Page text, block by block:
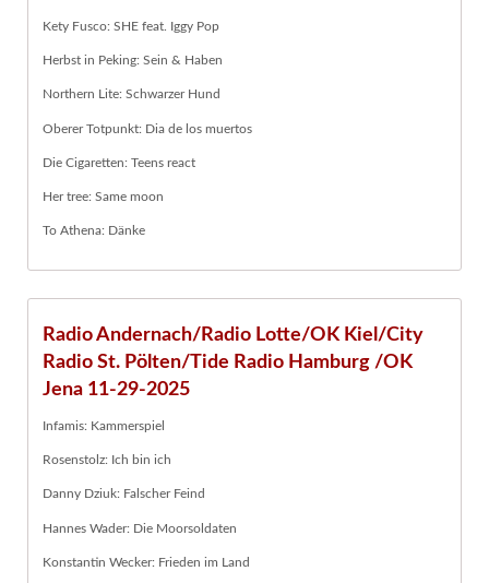
Kety Fusco: SHE feat. Iggy Pop
Herbst in Peking: Sein & Haben
Northern Lite: Schwarzer Hund
Oberer Totpunkt: Dia de los muertos
Die Cigaretten: Teens react
Her tree: Same moon
To Athena: Dänke
Radio Andernach/Radio Lotte/OK Kiel/City
Radio St. Pölten/Tide Radio Hamburg /OK
Jena 11-29-2025
Infamis: Kammerspiel
Rosenstolz: Ich bin ich
Danny Dziuk: Falscher Feind
Hannes Wader: Die Moorsoldaten
Konstantin Wecker: Frieden im Land